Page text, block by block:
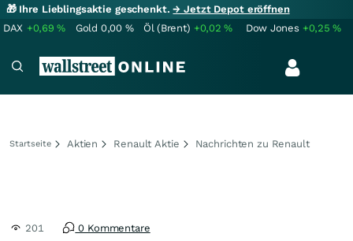
🎁 Ihre Lieblingsaktie geschenkt.→ Jetzt Depot eröffnen
DAX +0,69% Gold 0,00 % Öl (Brent) +0,02% Dow Jones +0,25%
Startseite Aktien Renault Aktie Nachrichten zu Renault
201 0 Kommentare